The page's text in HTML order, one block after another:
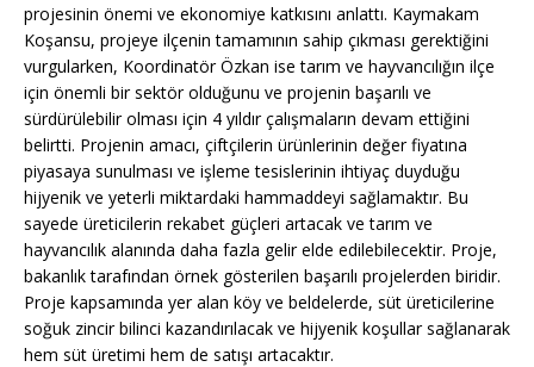
projesinin önemi ve ekonomiye katkısını anlattı. Kaymakam
Koşansu, projeye ilçenin tamamının sahip çıkması gerektiğini
vurgularken, Koordinatör Özkan ise tarım ve hayvancılığın ilçe
için önemli bir sektör olduğunu ve projenin başarılı ve
sürdürülebilir olması için 4 yıldır çalışmaların devam ettiğini
belirtti. Projenin amacı, çiftçilerin ürünlerinin değer fiyatına
piyasaya sunulması ve işleme tesislerinin ihtiyaç duyduğu
hijyenik ve yeterli miktardaki hammaddeyi sağlamaktır. Bu
sayede üreticilerin rekabet güçleri artacak ve tarım ve
hayvancılık alanında daha fazla gelir elde edilebilecektir. Proje,
bakanlık tarafından örnek gösterilen başarılı projelerden biridir.
Proje kapsamında yer alan köy ve beldelerde, süt üreticilerine
soğuk zincir bilinci kazandırılacak ve hijyenik koşullar sağlanarak
hem süt üretimi hem de satışı artacaktır.